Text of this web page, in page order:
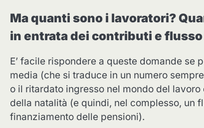
Ma quanti sono i lavoratori?
in entrata dei contributi e
E’ facile rispondere a queste domande se
media (che si traduce in un numero
o il ritardato ingresso nel mondo del
della natalità (e quindi, nel complesso, un
finanziamento delle pensioni).